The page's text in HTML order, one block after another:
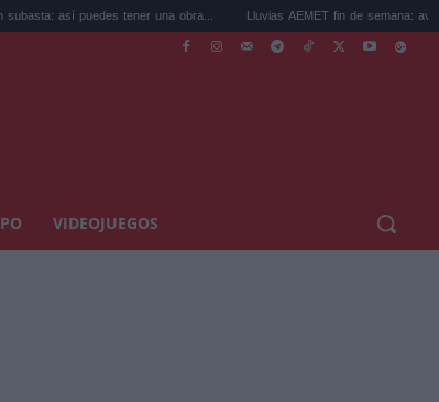
puedes tener una obra... Lluvias AEMET fin de semana: avisos por
VIDEOJUEGOS